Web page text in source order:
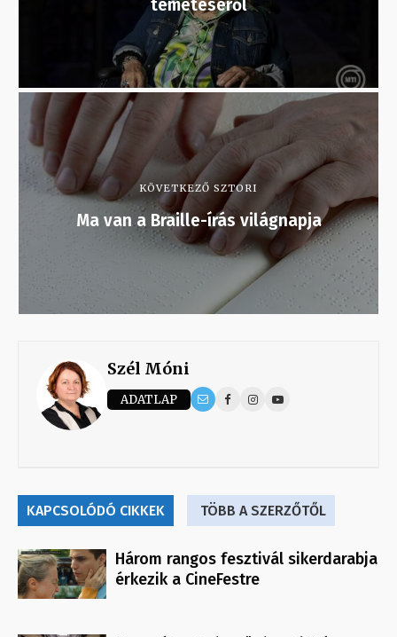
temetéséről
KÖVETKEZŐ SZTORI
Ma van a Braille-írás világnapja
Szél Móni
ADATLAP
KAPCSOLÓDÓ CIKKEK TÖBB A SZERZŐTŐL
Három rangos fesztivál sikerdarabja
érkezik a CineFestre